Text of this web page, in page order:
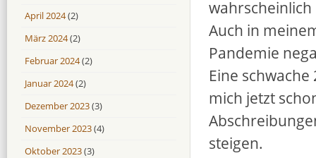
Auch in
Pandemie
Eine
mich jetzt
steigen.
April 2024(2)
März 2024(2)
Februar 2024(2)
Januar 2024(2)
Dezember 2023(3)
November 2023(4)
Oktober 2023(3)